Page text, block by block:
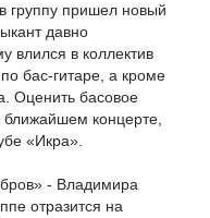
группу пришел новый
давно
влился в коллектив
бас-гитаре, а кроме
Оценить басовое
концерте,
«Икра».
- Владимира
отразится на